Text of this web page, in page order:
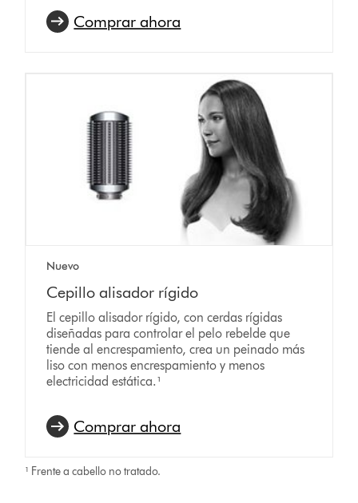
Comprar ahora
Nuevo
Cepillo alisador rígido
El cepillo alisador rígido, con cerdas rígidas
diseñadas para controlar el pelo rebelde que
tiende al encrespamiento, crea un peinado más
liso con menos encrespamiento y menos
electricidad estática.¹
Comprar ahora
¹ Frente a cabello no tratado.